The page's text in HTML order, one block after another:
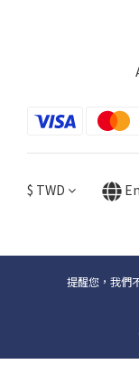
$ TWD
提醒您，我們